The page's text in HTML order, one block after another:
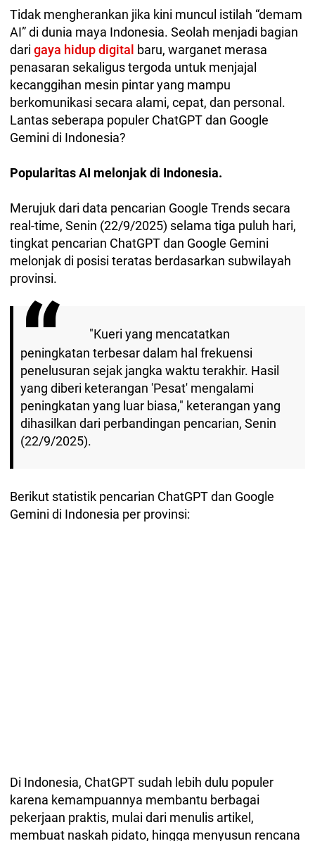
Tidak mengherankan jika kini muncul istilah “demam
AI” di dunia maya Indonesia. Seolah menjadi bagian
dari gaya hidup digital baru, warganet merasa
penasaran sekaligus tergoda untuk menjajal
kecanggihan mesin pintar yang mampu
berkomunikasi secara alami, cepat, dan personal.
Lantas seberapa populer ChatGPT dan Google
Gemini di Indonesia?
Popularitas AI melonjak di Indonesia.
Merujuk dari data pencarian Google Trends secara
real-time, Senin (22/9/2025) selama tiga puluh hari,
tingkat pencarian ChatGPT dan Google Gemini
melonjak di posisi teratas berdasarkan subwilayah
provinsi.
"Kueri yang mencatatkan
peningkatan terbesar dalam hal frekuensi
penelusuran sejak jangka waktu terakhir. Hasil
yang diberi keterangan 'Pesat' mengalami
peningkatan yang luar biasa," keterangan yang
dihasilkan dari perbandingan pencarian, Senin
(22/9/2025).
Berikut statistik pencarian ChatGPT dan Google
Gemini di Indonesia per provinsi:
Di Indonesia, ChatGPT sudah lebih dulu populer
karena kemampuannya membantu berbagai
pekerjaan praktis, mulai dari menulis artikel,
membuat naskah pidato, hingga menyusun rencana